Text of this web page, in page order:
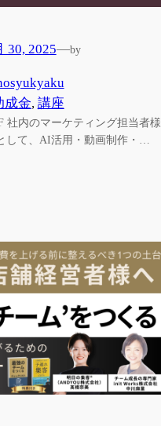
30, 2025—by
成金, 講座
社内のマーケティング担当者様
して、AI活用・動画制作・…